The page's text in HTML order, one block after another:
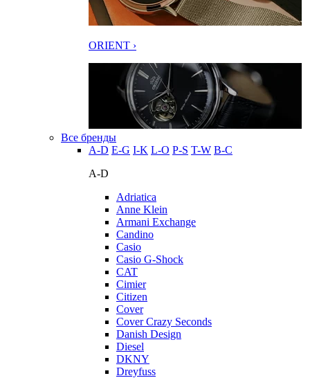
ORIENT ›
Все бренды
A-D E-G I-K L-O P-S T-W В-С
A-D
Adriatica
Anne Klein
Armani Exchange
Candino
Casio
Casio G-Shock
CAT
Cimier
Citizen
Cover
Cover Crazy Seconds
Danish Design
Diesel
DKNY
Dreyfuss